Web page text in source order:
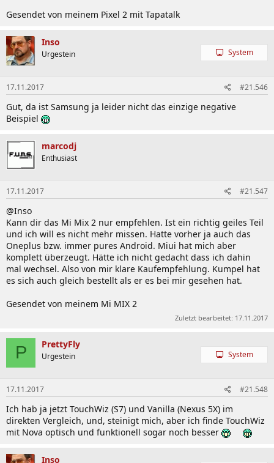
Gesendet von meinem Pixel 2 mit Tapatalk
Inso
Urgestein System
17.11.2017 #21.546
Gut, da ist Samsung ja leider nicht das einzige negative
Beispiel
marcodj
Enthusiast
17.11.2017 #21.547
@Inso
Kann dir das Mi Mix 2 nur empfehlen. Ist ein richtig geiles Teil
und ich will es nicht mehr missen. Hatte vorher ja auch das
Oneplus bzw. immer pures Android. Miui hat mich aber
komplett überzeugt. Hätte ich nicht gedacht dass ich dahin
mal wechsel. Also von mir klare Kaufempfehlung. Kumpel hat
es sich auch gleich bestellt als er es bei mir gesehen hat.
Gesendet von meinem Mi MIX 2
Zuletzt bearbeitet: 17.11.2017
P PrettyFly
Urgestein System
17.11.2017 #21.548
Ich hab ja jetzt TouchWiz (S7) und Vanilla (Nexus 5X) im
direkten Vergleich, und, steinigt mich, aber ich finde TouchWiz
mit Nova optisch und funktionell sogar noch besser
Inso